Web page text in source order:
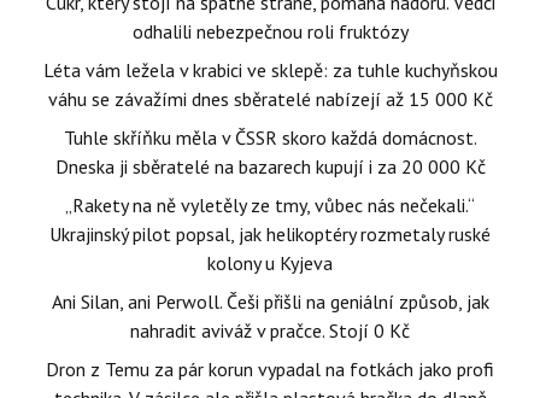
odhalili nebezpečnou roli fruktózy
Léta vám ležela v krabici ve sklepě: za tuhle kuchyňskou
váhu se závažími dnes sběratelé nabízejí až 15 000 Kč
Tuhle skříňku měla v ČSSR skoro každá domácnost.
Dneska ji sběratelé na bazarech kupují i za 20 000 Kč
„Rakety na ně vyletěly ze tmy, vůbec nás nečekali.“
Ukrajinský pilot popsal, jak helikoptéry rozmetaly ruské
kolony u Kyjeva
Ani Silan, ani Perwoll. Češi přišli na geniální způsob, jak
nahradit aviváž v pračce. Stojí 0 Kč
Dron z Temu za pár korun vypadal na fotkách jako profi